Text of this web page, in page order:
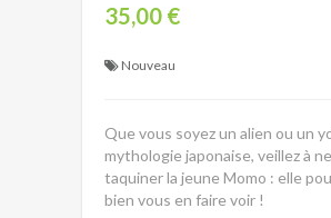
35,00 €
Nouveau
Que vous soyez un alien ou un
mythologie japonaise, veillez à
taquiner la jeune Momo : elle
bien vous en faire voir !